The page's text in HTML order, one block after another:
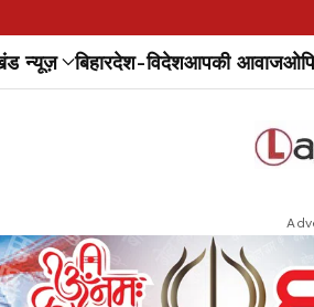
न्यूज़ बिहारदेश-विदेशआपकी आवाज